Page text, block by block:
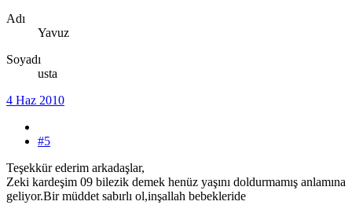
Adı
Yavuz
Soyadı
usta
4 Haz 2010
#5
Teşekkür ederim arkadaşlar,
Zeki kardeşim 09 bilezik demek henüz yaşını doldurmamış anlamına
geliyor.Bir müddet sabırlı ol,inşallah bebekleride